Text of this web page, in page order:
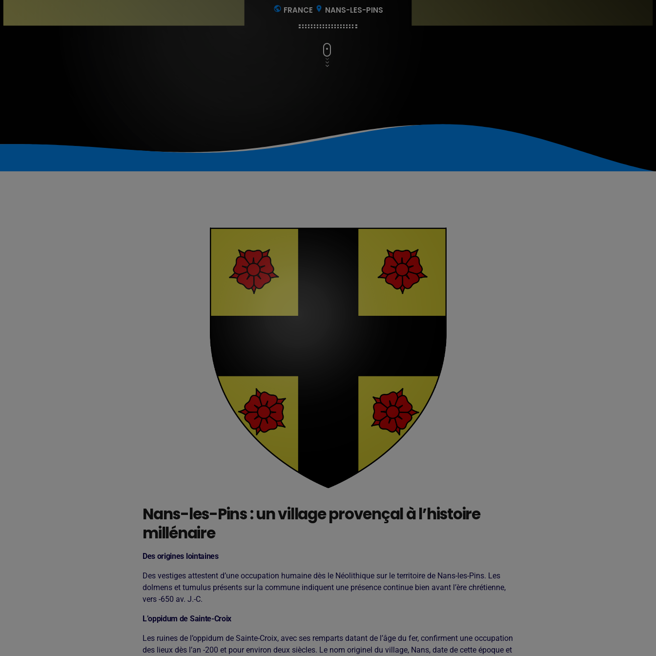
public FRANCE location_on NANS-LES-PINS
Nans-les-Pins : un village provençal à l’histoire
millénaire
Des origines lointaines
Des vestiges attestent d’une occupation humaine dès le Néolithique sur le territoire de Nans-les-Pins. Les
dolmens et tumulus présents sur la commune indiquent une présence continue bien avant l’ère chrétienne,
vers -650 av. J.-C.
L’oppidum de Sainte-Croix
Les ruines de l’oppidum de Sainte-Croix, avec ses remparts datant de l’âge du fer, confirment une occupation
des lieux dès l’an -200 et pour environ deux siècles. Le nom originel du village, Nans, date de cette époque et